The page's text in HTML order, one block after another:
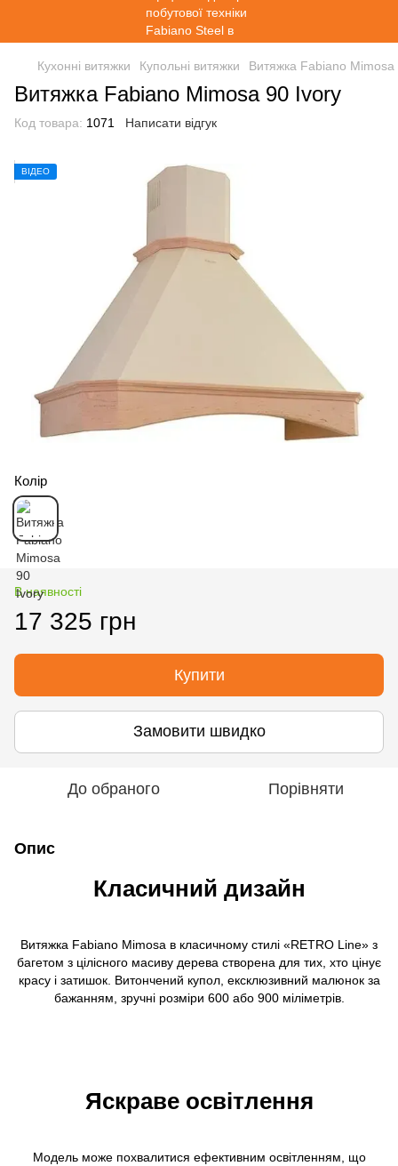
Кухонні витяжки Купольні витяжки Витяжка Fabiano
Витяжка Fabiano Mimosa 90 Ivory
Код товара: 1071 Написати відгук
ВІДЕО
Колір
В наявності
17 325 грн
Купити
Замовити швидко
До обраного Порівняти
Опис
Класичний дизайн
Витяжка Fabiano Mimosa в класичному стилі «RETRO Line» з
багетом з цілісного масиву дерева створена для тих, хто цінує
красу і затишок. Витончений купол, ексклюзивний малюнок за
бажанням, зручні розміри 600 або 900 міліметрів.
Яскраве освітлення
Модель може похвалитися ефективним освітленням, що